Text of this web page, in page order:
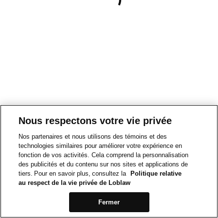
Nous respectons votre vie privée
Nos partenaires et nous utilisons des témoins et des
technologies similaires pour améliorer votre expérience en
fonction de vos activités. Cela comprend la personnalisation
des publicités et du contenu sur nos sites et applications de
tiers. Pour en savoir plus, consultez la
Politique relative
au respect de la vie privée de Loblaw
Fermer